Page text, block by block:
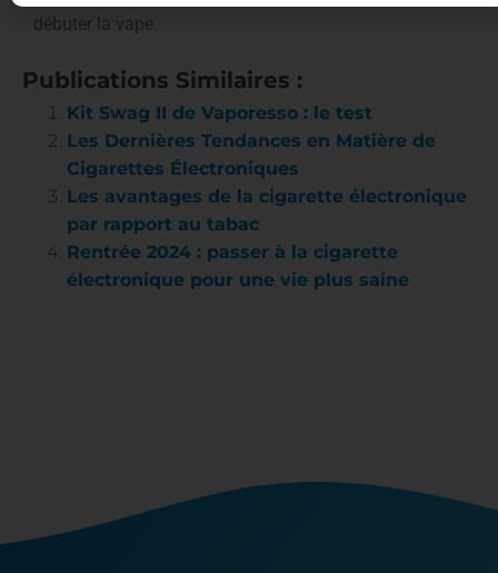
débuter la vape.
Publications Similaires :
Kit Swag II de Vaporesso : le test
Les Dernières Tendances en Matière de
Cigarettes Électroniques
Les avantages de la cigarette électronique
par rapport au tabac
Rentrée 2024 : passer à la cigarette
électronique pour une vie plus saine